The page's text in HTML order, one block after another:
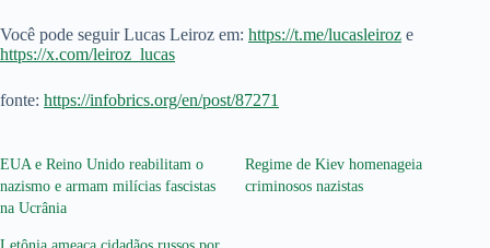
Você pode seguir Lucas Leiroz em: https://t.me/lucasleiroz e
https://x.com/leiroz_lucas
fonte: https://infobrics.org/en/post/87271
EUA e Reino Unido reabilitam o
nazismo e armam milícias fascistas
na Ucrânia
Regime de Kiev homenageia
criminosos nazistas